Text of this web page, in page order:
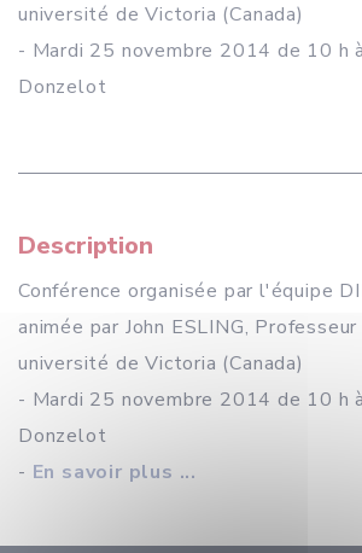
université de Victoria (Canada)
- Mardi 25 novembre 2014 de 10 h
Donzelot
Description
Conférence organisée par l'équipe
animée par John ESLING,
université de Victoria (Canada)
- Mardi 25 novembre 2014 de 10 h
Donzelot
- En savoir plus ...